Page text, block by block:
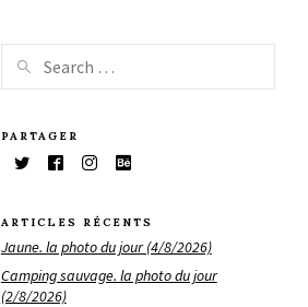
PARTAGER
ARTICLES RÉCENTS
Jaune. la photo du jour (4/8/2026)
Camping sauvage. la photo du jour
(2/8/2026)